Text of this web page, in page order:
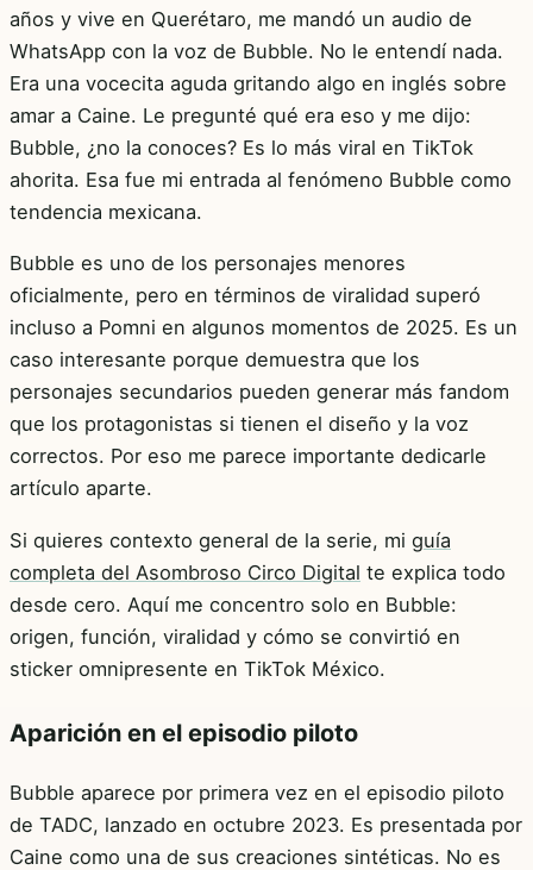
años y vive en Querétaro, me mandó un audio de
WhatsApp con la voz de Bubble. No le entendí nada.
Era una vocecita aguda gritando algo en inglés sobre
amar a Caine. Le pregunté qué era eso y me dijo:
Bubble, ¿no la conoces? Es lo más viral en TikTok
ahorita. Esa fue mi entrada al fenómeno Bubble como
tendencia mexicana.
Bubble es uno de los personajes menores
oficialmente, pero en términos de viralidad superó
incluso a Pomni en algunos momentos de 2025. Es un
caso interesante porque demuestra que los
personajes secundarios pueden generar más fandom
que los protagonistas si tienen el diseño y la voz
correctos. Por eso me parece importante dedicarle
artículo aparte.
Si quieres contexto general de la serie, mi guía
completa del Asombroso Circo Digital te explica todo
desde cero. Aquí me concentro solo en Bubble:
origen, función, viralidad y cómo se convirtió en
sticker omnipresente en TikTok México.
Aparición en el episodio piloto
Bubble aparece por primera vez en el episodio piloto
de TADC, lanzado en octubre 2023. Es presentada por
Caine como una de sus creaciones sintéticas. No es